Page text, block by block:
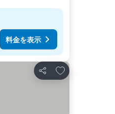
料金を表示
シェア
お気に入りに追加